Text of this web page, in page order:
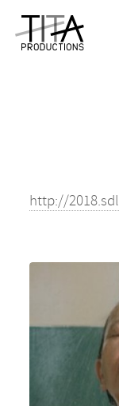
http://